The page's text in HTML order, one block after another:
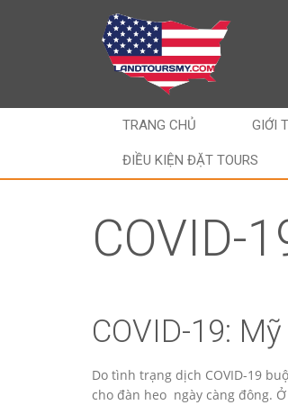
TRANG CHỦ GIỚI
ĐIỀU KIỆN ĐẶT TOURS
COVID-
COVID-19:
Do tình trạng dịch COVID-19
cho đàn heo ngày càng đông.